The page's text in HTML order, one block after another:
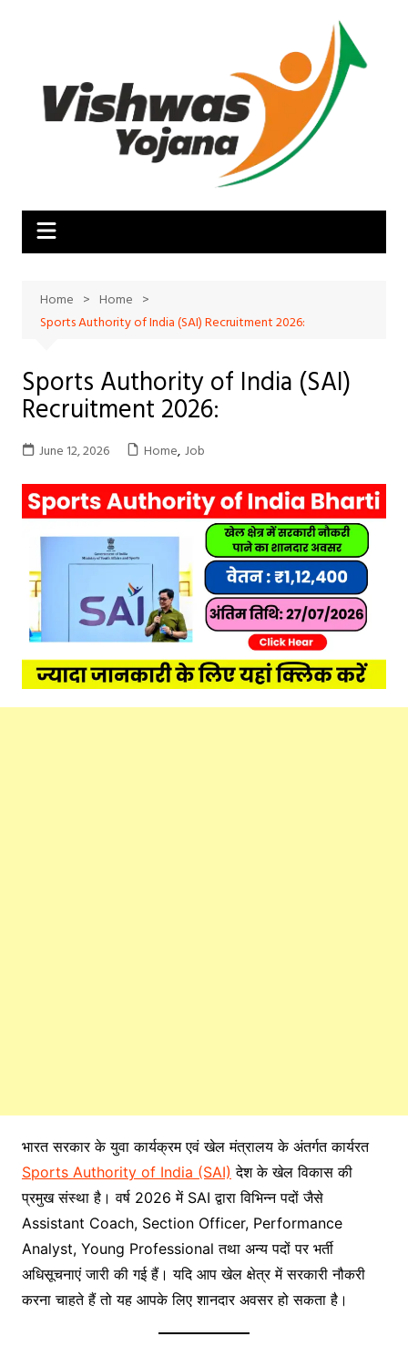
Home
Home
Sports Authority of India (SAI) Recruitment 2026:
Sports Authority of India (SAI)
Recruitment 2026:
June 12, 2026 Home, Job
भारत सरकार के युवा कार्यक्रम एवं खेल मंत्रालय के अंतर्गत कार्यरत
Sports Authority of India (SAI) देश के खेल विकास की
प्रमुख संस्था है। वर्ष 2026 में SAI द्वारा विभिन्न पदों जैसे
Assistant Coach, Section Officer, Performance
Analyst, Young Professional तथा अन्य पदों पर भर्ती
अधिसूचनाएं जारी की गई हैं। यदि आप खेल क्षेत्र में सरकारी नौकरी
करना चाहते हैं तो यह आपके लिए शानदार अवसर हो सकता है।